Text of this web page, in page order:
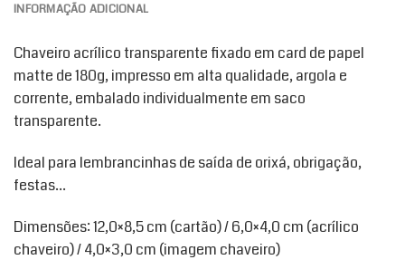
INFORMAÇÃO ADICIONAL
Chaveiro acrílico transparente fixado em card de papel
matte de 180g, impresso em alta qualidade, argola e
corrente, embalado individualmente em saco
transparente.
Ideal para lembrancinhas de saída de orixá, obrigação,
festas…
Dimensões: 12,0×8,5 cm (cartão) / 6,0×4,0 cm (acrílico
chaveiro) / 4,0×3,0 cm (imagem chaveiro)